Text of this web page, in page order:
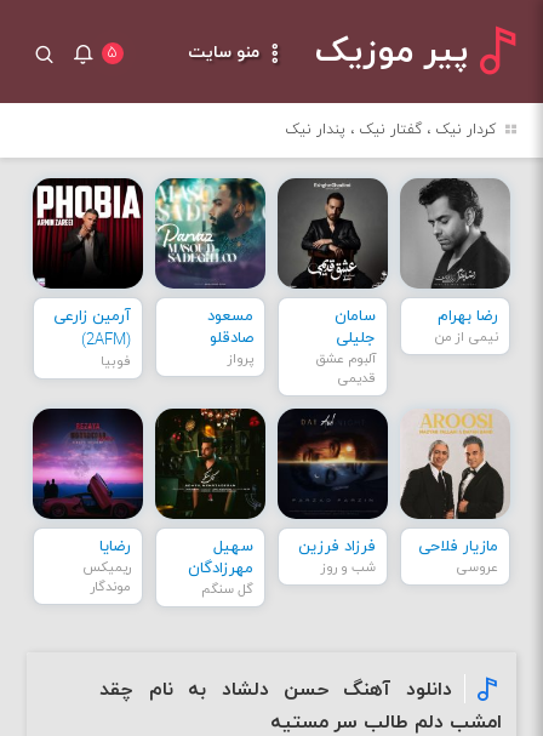
پیر موزیک منو سایت ۵
کردار نیک ، گفتار نیک ، پندار نیک
رضا بهرام
نیمی از من
سامان
جلیلی
آلبوم عشق
قدیمی
مسعود
صادقلو
پرواز
آرمین زارعی
(2AFM)
فوبیا
مازیار فلاحی
عروسی
فرزاد فرزین
شب و روز
سهیل
مهرزادگان
گل سنگم
رضایا
ریمیکس
موندگار
دانلود آهنگ حسن دلشاد به نام چقد
امشب دلم طالب سر مستیه